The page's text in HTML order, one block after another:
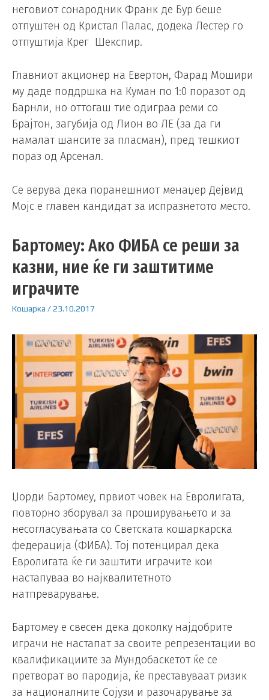
неговиот сонародник Франк де Бур беше
отпуштен од Кристал Палас, додека Лестер го
отпуштија Крег Шекспир.
Главниот акционер на Евертон, Фарад Мошири
му даде поддршка на Куман по 1:0 поразот од
Барнли, но оттогаш тие одиграа реми со
Брајтон, загубија од Лион во ЛЕ (за да ги
намалат шансите за пласман), пред тешкиот
пораз од Арсенал.
Се верува дека поранешниот менаџер Дејвид
Мојс е главен кандидат за испразнетото место.
Бартомеу: Ако ФИБА се реши за
казни, ние ќе ги заштитиме
играчите
Кошарка /23.10.2017
Џорди Бартомеу, првиот човек на Евролигата,
повторно зборувал за проширувањето и за
несогласувањата со Светската кошаркарска
федерација (ФИБА). Тој потенцирал дека
Евролигата ќе ги заштити играчите кои
настапуваа во најквалитетното
натпреварување.
Бартомеу е свесен дека доколку најдобрите
играчи не настапат за своите репрезентации во
квалификациите за Мундобаскетот ќе се
претворат во пародија, ќе преставуваат ризик
за националните Сојузи и разочарување за